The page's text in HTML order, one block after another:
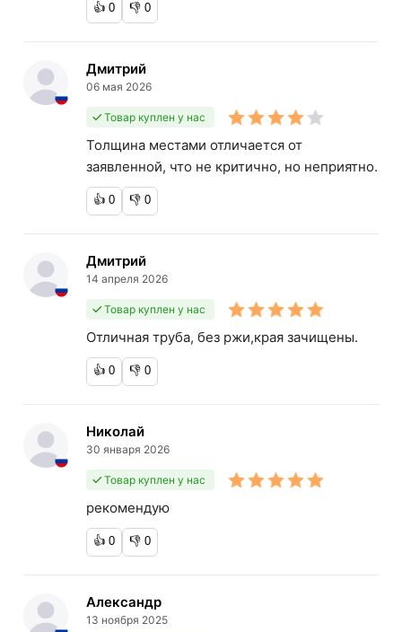
👍 0 👎 0
Дмитрий
06 мая 2026
Товар куплен у нас
Толщина местами отличается от
заявленной, что не критично, но неприятно.
👍 0 👎 0
Дмитрий
14 апреля 2026
Товар куплен у нас
Отличная труба, без ржи,края зачищены.
👍 0 👎 0
Николай
30 января 2026
Товар куплен у нас
рекомендую
👍 0 👎 0
Александр
13 ноября 2025